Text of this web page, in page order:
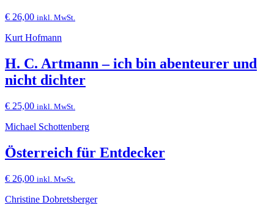
€ 26,00 inkl. MwSt.
Kurt Hofmann
H. C. Artmann – ich bin abenteurer und
nicht dichter
€ 25,00 inkl. MwSt.
Michael Schottenberg
Österreich für Entdecker
€ 26,00 inkl. MwSt.
Christine Dobretsberger